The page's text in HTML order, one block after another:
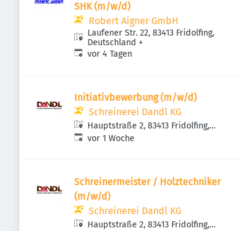
SHK (m/w/d)
Robert Aigner GmbH
Laufener Str. 22, 83413 Fridolfing,
Deutschland +
Veröffentlicht:
vor 4 Tagen
Initiativbewerbung (m/w/d)
Schreinerei Dandl KG
Hauptstraße 2, 83413 Fridolfing,
Deutschland
Veröffentlicht:
vor 1 Woche
Schreinermeister / Holztechniker
(m/w/d)
Schreinerei Dandl KG
Hauptstraße 2, 83413 Fridolfing,